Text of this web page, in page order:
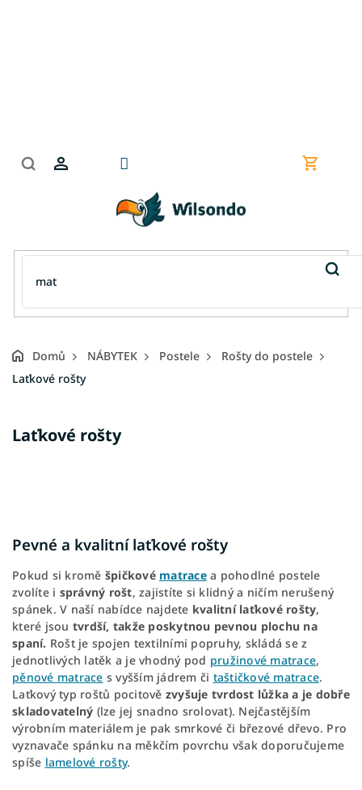
Nákupní
Domů NÁBYTEK Postele
Rošty do postele
Laťkové rošty
Laťkové rošty
Pevné a kvalitní laťkové rošty
Pokud si kromě špičkové matracea pohodlné postele
zvolíte i správný rošt, zajistíte si klidný a ničím nerušený
spánek. V naší nabídce najdete kvalitní laťkové rošty,
které jsou tvrdší, takže poskytnou pevnou plochu na
spaní. Rošt je spojen textilními popruhy, skládá se z
jednotlivých latěk a je vhodný pod pružinové matrace,
pěnové matrace s vyšším jádrem či taštičkové matrace.
Laťkový typ roštů pocitově zvyšuje tvrdost lůžka a je dobře
skladovatelný (lze jej snadno srolovat). Nejčastějším
výrobním materiálem je pak smrkové či březové dřevo. Pro
vyznavače spánku na měkčím povrchu však doporučujeme
spíše lamelové rošty.